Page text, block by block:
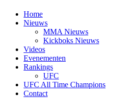
Home
Nieuws
MMA Nieuws
Kickboks Nieuws
Videos
Evenementen
Rankings
UFC
UFC All Time Champions
Contact